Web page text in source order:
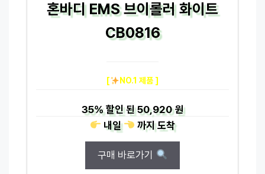
혼바디 EMS 브이롤러 화이트
CB0816
[ NO.1 제품 ]
35%할인 된50,920 원
내일
까지도착
구매 바로가기